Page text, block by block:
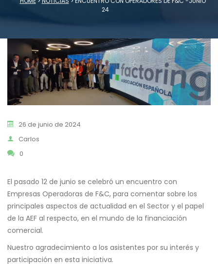
24
26 de junio de 2024
Carlos
0
El pasado 12 de junio se celebró un encuentro con
Empresas Operadoras de F&C, para comentar sobre los
principales aspectos de actualidad en el Sector y el papel
de la AEF al respecto, en el mundo de la financiación
comercial.
Nuestro agradecimiento a los asistentes por su interés y
participación en esta iniciativa.